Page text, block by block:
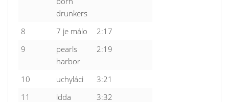
drunkers
8 7 je málo
2:17
9
pearls
harbor
2:19
10 uchyláci
3:21
11
ldda
3:32